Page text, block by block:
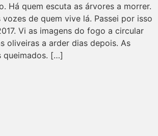
Há quem escuta as árvores a morrer.
vozes de quem vive lá. Passei por isso
Vi as imagens do fogo a circular
oliveiras a arder dias depois. As
queimados. […]